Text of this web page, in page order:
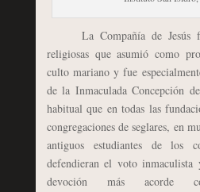
La Compañía de Jesús
religiosas que asumió como
culto mariano y fue
de la Inmaculada Concepción
habitual que en todas las
congregaciones de seglares, en
antiguos estudiantes de los
defendieran el voto inmaculista
devoción más acorde